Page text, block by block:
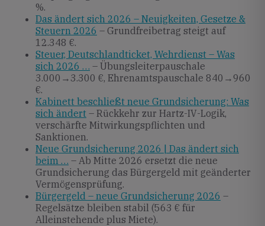
%.
Das ändert sich 2026 – Neuigkeiten, Gesetze &
Steuern 2026 – Grundfreibetrag steigt auf
12.348 €.
Steuer, Deutschlandticket, Wehrdienst – Was
sich 2026 … – Übungsleiterpauschale
3.000→3.300 €, Ehrenamtspauschale 840→960
€.
Kabinett beschließt neue Grundsicherung: Was
sich ändert – Rückkehr zur Hartz-IV-Logik,
verschärfte Mitwirkungspflichten und
Sanktionen.
Neue Grundsicherung 2026 | Das ändert sich
beim … – Ab Mitte 2026 ersetzt die neue
Grundsicherung das Bürgergeld mit geänderter
Vermögensprüfung.
Bürgergeld – neue Grundsicherung 2026 –
Regelsätze bleiben stabil (563 € für
Alleinstehende plus Miete).